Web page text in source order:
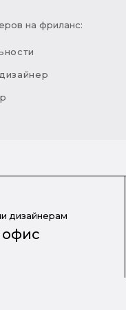
на фриланс:
дизайнерам
офис